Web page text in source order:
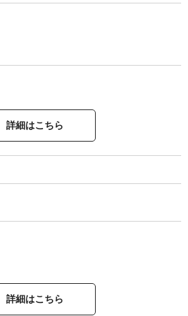
詳細はこちら
詳細はこちら